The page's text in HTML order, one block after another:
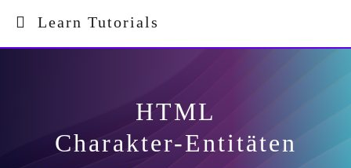
Learn Tutorials
HTML
Charakter-Entitäten